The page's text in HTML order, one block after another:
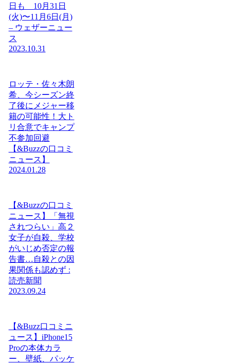
日も 10月31日
(火)〜11月6日(月)
– ウェザーニュー
ス
2023.10.31
ロッテ・佐々木朗
希、今シーズン終
了後にメジャー移
籍の可能性！大ト
リ合意でキャンプ
不参加回避
【&Buzzの口コミ
ニュース】
2024.01.28
【&Buzzの口コミ
ニュース】「無視
されつらい」高２
女子が自殺、学校
がいじめ否定の報
告書…自殺との因
果関係も認めず :
読売新聞
2023.09.24
【&Buzz口コミニ
ュース】iPhone15
Proの本体カラ
ー、壁紙、パッケ